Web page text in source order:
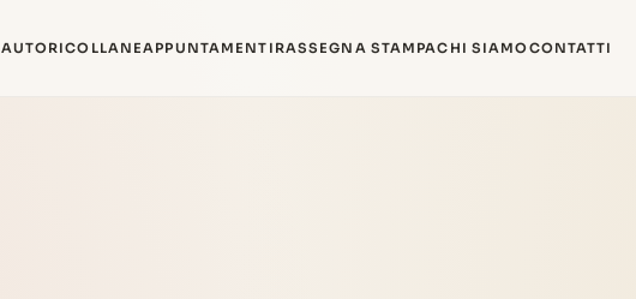
AUTORICOLLANEAPPUNTAMENTI RASSEGNA STAMPACHI SIAMOCONTATTI